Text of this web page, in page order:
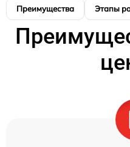
Преимущества Этапы